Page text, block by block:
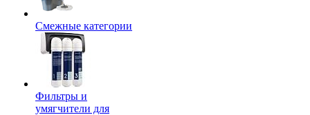
Смежные категории
Фильтры и
умягчители для